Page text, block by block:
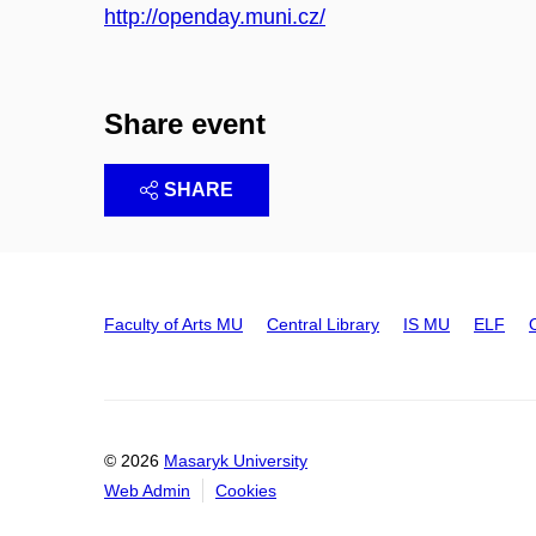
http://openday.muni.cz/
Share event
SHARE
Faculty of Arts MU Central Library IS MU ELF
© 2026 Masaryk University
Web Admin
Cookies